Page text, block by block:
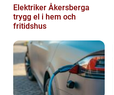
Elektriker Åkersberga
trygg el i hem och
fritidshus